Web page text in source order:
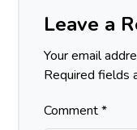
Leave a
Your email
Required fields
Comment*